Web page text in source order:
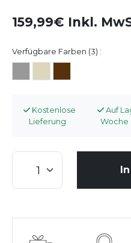
159,99€ Inkl.
Verfügbare Farben (3) :
Kostenlose
Lieferung
Auf
Woche